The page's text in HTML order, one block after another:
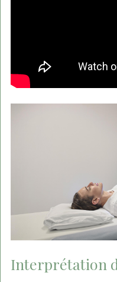
Interprétation